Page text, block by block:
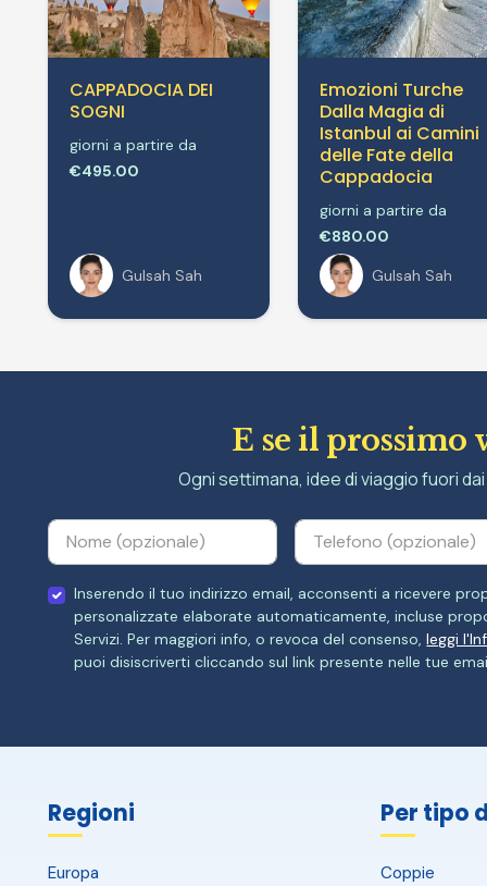
CAPPADOCIA DEI
SOGNI
giorni a partire da
€495.00
Gulsah Sah
Emozioni Turche
Dalla Magia di
Istanbul ai Camini
delle Fate della
Cappadocia
giorni a partire da
€880.00
Gulsah Sah
E se il prossimo
Ogni settimana, idee di viaggio fuori
Inserendo il tuo indirizzo email, acconsenti a ricevere
personalizzate elaborate automaticamente, incluse
Servizi. Per maggiori info, o revoca del consenso,leggi
puoi disiscriverti cliccando sul link presente nelle tue
Regioni
Europa
Per tipo
Coppie